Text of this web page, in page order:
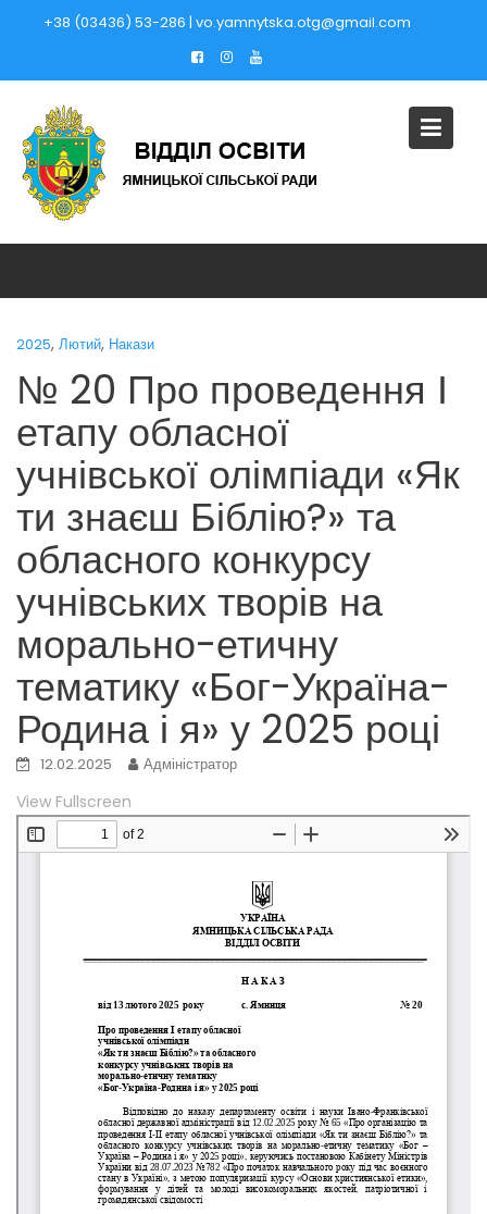
+38 (03436) 53-286 | vo.yamnytska.otg@gmail.com
2025, Лютий, Накази
№ 20 Про проведення І
етапу обласної
учнівської олімпіади «Як
ти знаєш Біблію?» та
обласного конкурсу
учнівських творів на
морально-етичну
тематику «Бог-Україна-
Родина і я» у 2025 році
12.02.2025 Адміністратор
View Fullscreen